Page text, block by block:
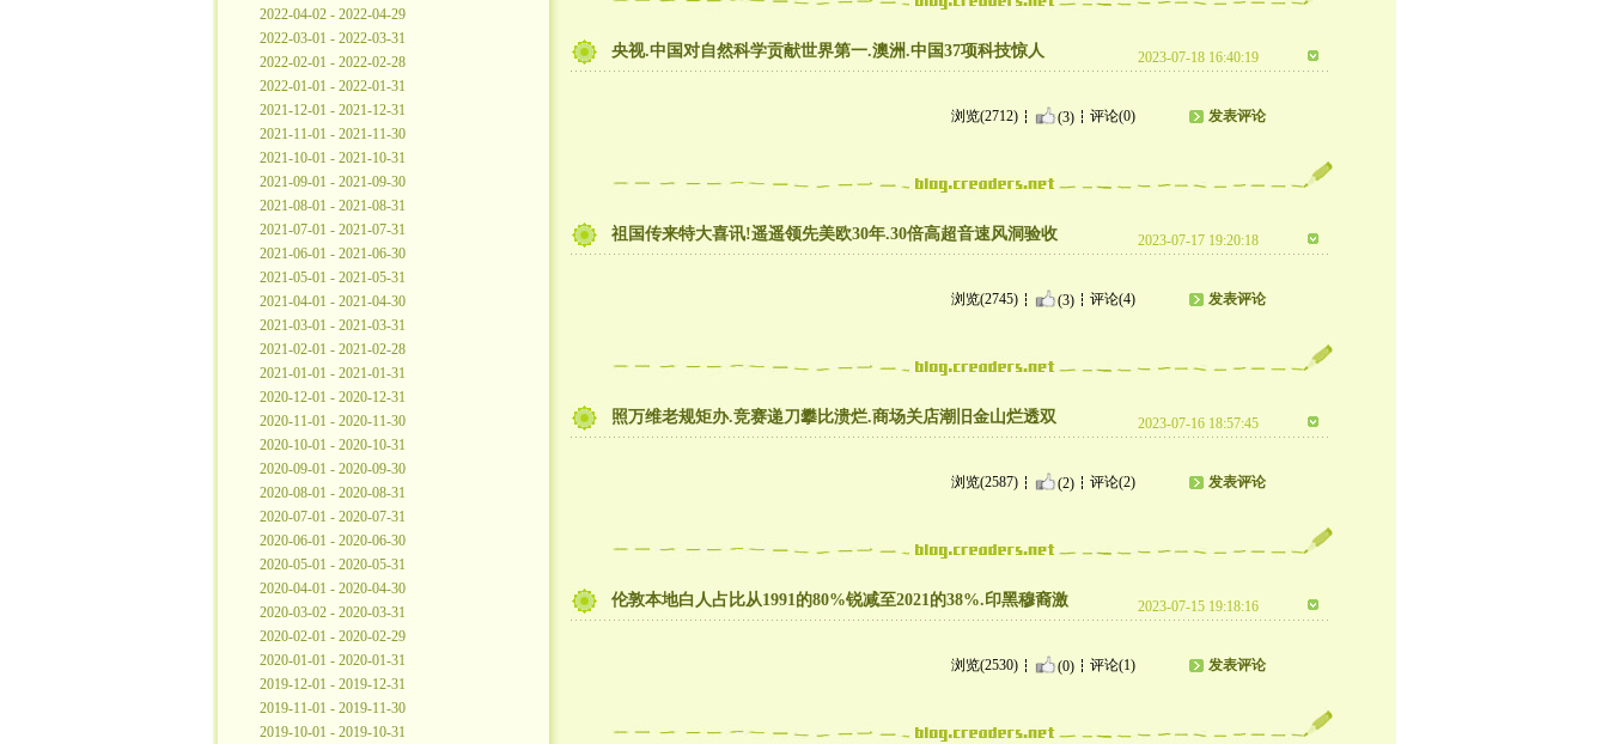
2022-04-02 - 2022-04-29
2022-03-01 - 2022-03-31
2022-02-01 - 2022-02-28
2022-01-01 - 2022-01-31
2021-12-01 - 2021-12-31
2021-11-01 - 2021-11-30
2021-10-01 - 2021-10-31
2021-09-01 - 2021-09-30
2021-08-01 - 2021-08-31
2021-07-01 - 2021-07-31
2021-06-01 - 2021-06-30
2021-05-01 - 2021-05-31
2021-04-01 - 2021-04-30
2021-03-01 - 2021-03-31
2021-02-01 - 2021-02-28
2021-01-01 - 2021-01-31
2020-12-01 - 2020-12-31
2020-11-01 - 2020-11-30
2020-10-01 - 2020-10-31
2020-09-01 - 2020-09-30
2020-08-01 - 2020-08-31
2020-07-01 - 2020-07-31
2020-06-01 - 2020-06-30
2020-05-01 - 2020-05-31
2020-04-01 - 2020-04-30
2020-03-02 - 2020-03-31
2020-02-01 - 2020-02-29
2020-01-01 - 2020-01-31
2019-12-01 - 2019-12-31
2019-11-01 - 2019-11-30
2019-10-01 - 2019-10-31
央视.中国对自然科学贡献世界第一.澳洲.中国37项科技惊人 2023-07-18 16:40:19
浏览(2712) (3) 评论(0) 发表评论
祖国传来特大喜讯!遥遥领先美欧30年.30倍高超音速风洞验收 2023-07-17 19:20:18
浏览(2745) (3) 评论(4) 发表评论
照万维老规矩办.竞赛递刀攀比溃烂.商场关店潮旧金山烂透双 2023-07-16 18:57:45
浏览(2587) (2) 评论(2) 发表评论
伦敦本地白人占比从1991的80%锐减至2021的38%.印黑穆裔激 2023-07-15 19:18:16
浏览(2530) (0) 评论(1) 发表评论